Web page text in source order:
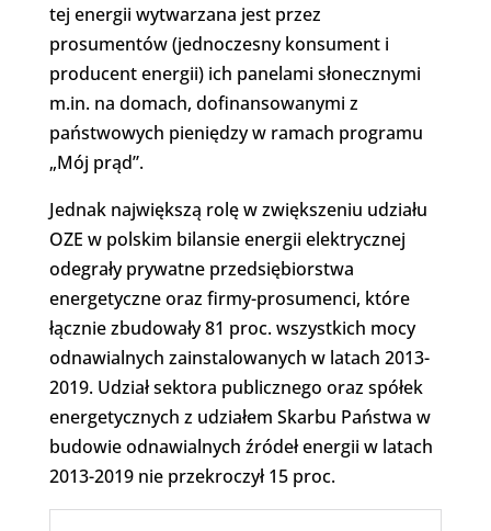
tej energii wytwarzana jest przez
prosumentów (jednoczesny konsument i
producent energii) ich panelami słonecznymi
m.in. na domach, dofinansowanymi z
państwowych pieniędzy w ramach programu
„Mój prąd”.
Jednak największą rolę w zwiększeniu udziału
OZE w polskim bilansie energii elektrycznej
odegrały prywatne przedsiębiorstwa
energetyczne oraz firmy-prosumenci, które
łącznie zbudowały 81 proc. wszystkich mocy
odnawialnych zainstalowanych w latach 2013-
2019. Udział sektora publicznego oraz spółek
energetycznych z udziałem Skarbu Państwa w
budowie odnawialnych źródeł energii w latach
2013-2019 nie przekroczył 15 proc.